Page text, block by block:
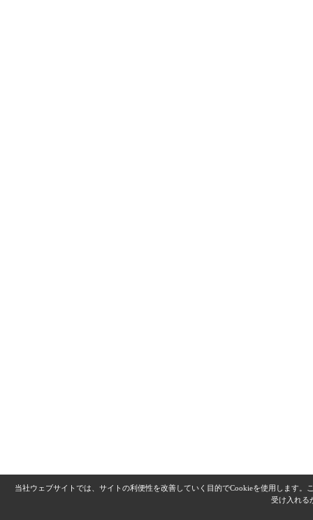
当社ウェブサイトでは、サイトの利便性を改善していく目的でCookieを使用します
受け入れる